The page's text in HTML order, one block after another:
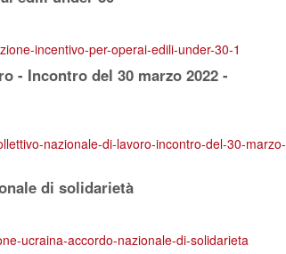
incentivo-per-operai-edili-under-30-1
- Incontro del 30 marzo 2022 -
nazionale-di-lavoro-incontro-del-30-marzo-
di solidarietà
ucraina-accordo-nazionale-di-solidarieta